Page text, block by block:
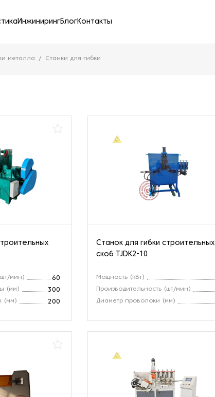
ИнжинирингБлогКонтакты
металла Станки для гибки
мин)
60
(мм)
300
(мм)
200
Станок для гибки строительных
скоб TJDK2-10
Мощность (кВт)
Производительность (шт/мин)
Диаметр проволоки (мм)